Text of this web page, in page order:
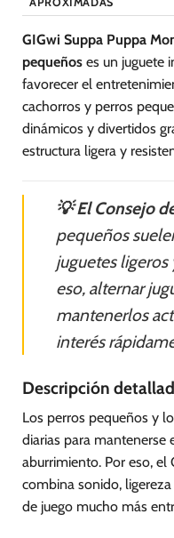
GIGwi Suppa Puppa
pequeños es un juguete
favorecer el
cachorros y perros
dinámicos y divertidos
estructura ligera y
💡 El Consejo
pequeños
juguetes ligeros
eso, alternar
mantenerlos
interés
Descripción
Los perros pequeños y
diarias para mantenerse
aburrimiento. Por eso, el
combina sonido,
de juego mucho más